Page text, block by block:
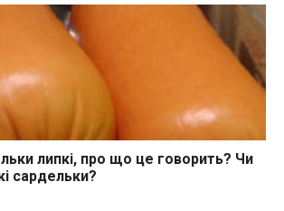
Як економити час і гроші на кухні. Практичний побут.
липкі, про що це говорить? Чи
сардельки?